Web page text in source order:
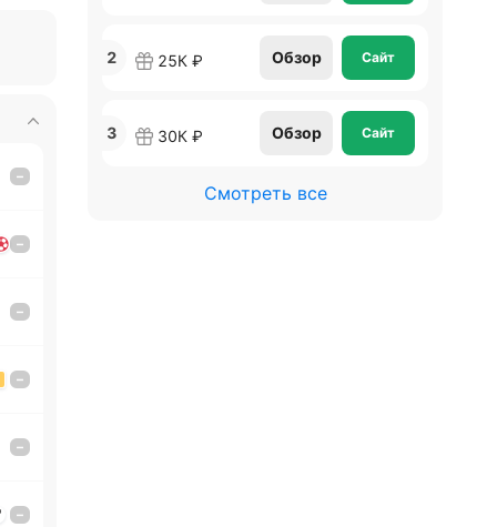
–
–
–
–
–
–
2 25К ₽ Обзор Сайт
3 30К ₽ Обзор Сайт
Смотреть все